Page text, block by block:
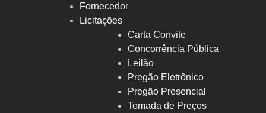
Fornecedor
Licitações
Carta Convite
Concorrência Pública
Leilão
Pregão Eletrônico
Pregão Presencial
Tomada de Preços